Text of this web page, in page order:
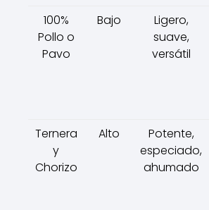
100%
Pollo o
Pavo
Bajo
Ligero,
suave,
versátil
Ternera
y
Chorizo
Alto
Potente,
especiado,
ahumado